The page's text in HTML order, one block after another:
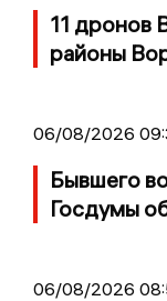
11 дронов
районы
06/08/2026
Бывшего
Госдумы
06/08/2026